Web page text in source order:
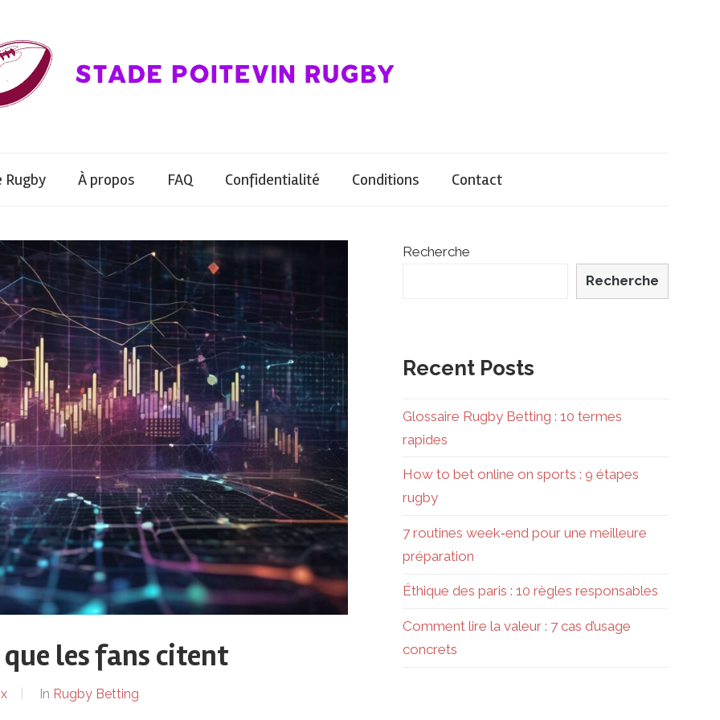
Rugby À propos FAQ Confidentialité Conditions Contact
que les fans citent
In Rugby Betting
Recherche
Recherche
Recent Posts
Glossaire Rugby Betting : 10 termes
rapides
How to bet online on sports : 9 étapes
rugby
7 routines week‑end pour une meilleure
préparation
Éthique des paris : 10 règles responsables
Comment lire la valeur : 7 cas d’usage
concrets